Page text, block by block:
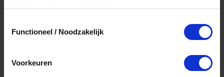
Functioneel / Noodzakelijk
Voorkeuren